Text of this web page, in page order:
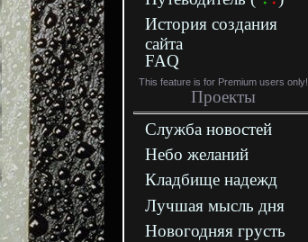
История создания
сайта
FAQ
This feature is for Premium users only!
Проекты
Служба новостей
Небо желаний
Кладбище надежд
Лучшая мысль дня
Новогодняя грусть